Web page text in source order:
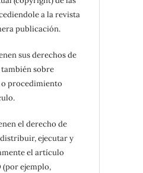
a la revista
publicación.
sus derechos de
sobre
procedimiento
el derecho de
ejecutar y
el artículo
(por ejemplo,